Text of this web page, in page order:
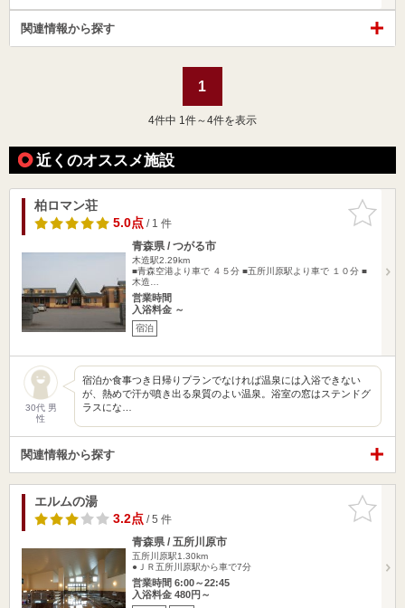
関連情報から探す
1
4件中 1件～4件を表示
近くのオススメ施設
お気に入
りに追加
柏ロマン荘
5.0点/ 1 件
青森県 / つがる市
木造駅2.29km
■青森空港より車で ４５分 ■五所川原駅より車で １０分 ■
木造…
営業時間
入浴料金 ～
宿泊
30代 男
性
宿泊か食事つき日帰りプランでなければ温泉には入浴できない
が、熱めで汗が噴き出る泉質のよい温泉。浴室の窓はステンドグ
ラスにな…
関連情報から探す
お気に入
りに追加
エルムの湯
3.2点/ 5 件
青森県 / 五所川原市
五所川原駅1.30km
●ＪＲ五所川原駅から車で7分
営業時間 6:00～22:45
入浴料金 480円～